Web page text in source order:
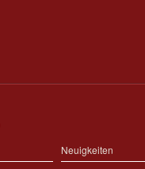
Neuigkeiten